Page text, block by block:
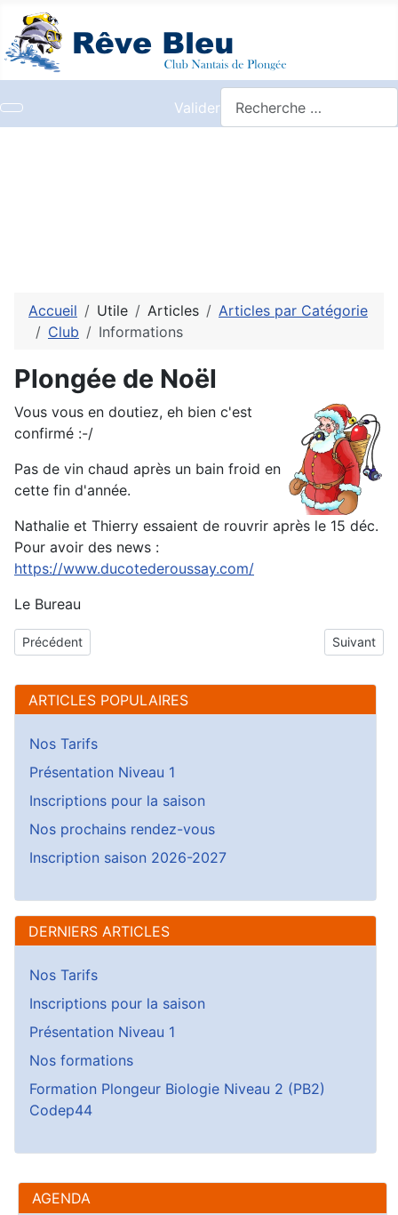
Valider
AGENDA
Accueil Utile Articles
Articles par Catégorie
Club
Informations
Plongée de Noël
Vous vous en doutiez, eh bien c'est
confirmé :-/
Pas de vin chaud après un bain froid en
cette fin d'année.
Nathalie et Thierry essaient de rouvrir après le 15 déc.
Pour avoir des news :
https://www.ducotederoussay.com/
Le Bureau
Article précédent : Save the date - 16 janvier 2021
Précédent Article
Suivant
ARTICLES POPULAIRES
Nos Tarifs
Présentation Niveau 1
Inscriptions pour la saison
Nos prochains rendez-vous
Inscription saison 2026-2027
DERNIERS ARTICLES
Nos Tarifs
Inscriptions pour la saison
Présentation Niveau 1
Nos formations
Formation Plongeur Biologie Niveau 2 (PB2)
Codep44